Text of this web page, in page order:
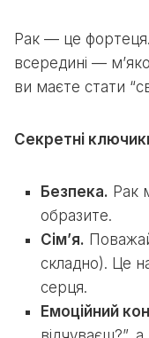
Рак — це
всередині —
ви маєте стати
Секретні
Безпека. Рак
образите.
Сім’я.
складно). Це
серця.
Емоційний